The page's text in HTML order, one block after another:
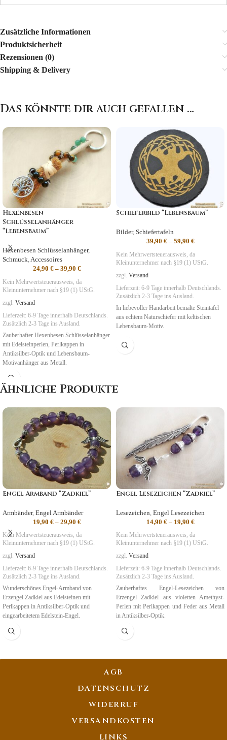
Zusätzliche Informationen
Produktsicherheit
Rezensionen (0)
Shipping & Delivery
Das könnte dir auch gefallen …
Hexenbesen
Schlüsselanhänger
“Lebensbaum”
Hexenbesen Schlüsselanhänger,
Schmuck,Accessoires
24,90 €– 39,90 €
Kein Mehrwertsteuerausweis, da
Kleinunternehmer nach §19 (1) UStG.
zzgl. Versand
Lieferzeit: 6-9 Tage innerhalb Deutschlands.
Zusätzlich 2-3 Tage ins Ausland.
Zauberhafter Hexenbesen Schlüsselanhänger
mit Edelsteinperlen, Perlkappen in
Antiksilber-Optik und Lebensbaum-
Motivanhänger aus Metall.
Symbolik
Wachstum
Schieferbild “Lebensbaum”
Bilder, Schiefertafeln
39,90 €– 59,90 €
Kein Mehrwertsteuerausweis, da
Kleinunternehmer nach §19 (1) UStG.
zzgl. Versand
Lieferzeit: 6-9 Tage innerhalb Deutschlands.
Zusätzlich 2-3 Tage ins Ausland.
In liebevoller Handarbeit bemalte Steintafel
aus echtem Naturschiefer mit keltischen
Lebensbaum-Motiv.
Ähnliche Produkte
Engel Armband “Zadkiel”
Armbänder, Engel Armbänder
19,90 €– 29,90 €
Kein Mehrwertsteuerausweis, da
Kleinunternehmer nach §19 (1) UStG.
zzgl. Versand
Lieferzeit: 6-9 Tage innerhalb Deutschlands.
Zusätzlich 2-3 Tage ins Ausland.
Wunderschönes Engel-Armband von
Erzengel Zadkiel aus Edelsteinen mit
Perlkappen in Antiksilber-Optik und
eingearbeitetem Edelstein-Engel.
Symbolik
Transformation
Engel Lesezeichen “Zadkiel”
Lesezeichen Engel Lesezeichen
14,90 €– 19,90 €
Kein Mehrwertsteuerausweis, da
Kleinunternehmer nach §19 (1) UStG.
zzgl. Versand
Lieferzeit: 6-9 Tage innerhalb Deutschlands.
Zusätzlich 2-3 Tage ins Ausland.
Zauberhaftes Engel-Lesezeichen von
Erzengel Zadkiel aus violetten Amethyst-
Perlen mit Perlkappen und Feder aus Metall
in Antiksilber-Optik.
Symbolik
AGB
DATENSCHUTZ
WIDERRUF
VERSANDKOSTEN
LINKS